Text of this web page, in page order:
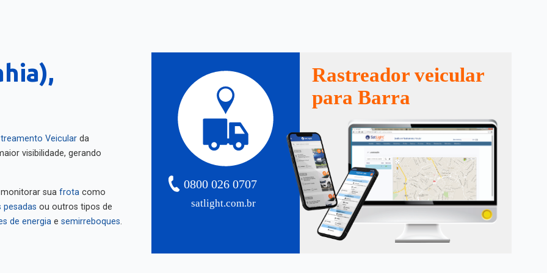
Veicular da
visibilidade, gerando
sua frota como
pesadas ou outros tipos de
de energia e semirreboques
satlight.com.br
0800 026 0707
Rastreador veicular
para Barra